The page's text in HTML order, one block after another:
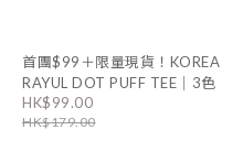
首團$99＋限量現貨！KOREA
RAYUL DOT PUFF TEE｜3色
HK$99.00
HK$179.00